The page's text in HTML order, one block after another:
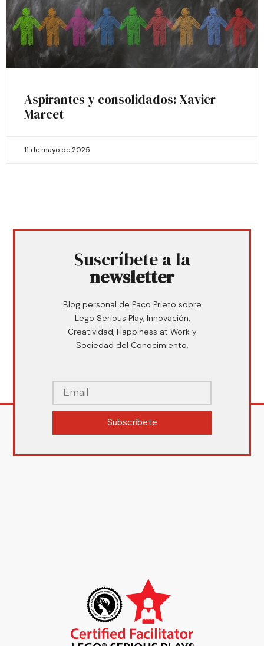
Aspirantes y consolidados: Xavier
Marcet
11 de mayo de 2025
Suscríbete a la
newsletter
Blog personal de Paco Prieto sobre
Lego Serious Play, Innovación,
Creatividad, Happiness at Work y
Sociedad del Conocimiento.
Subscríbete